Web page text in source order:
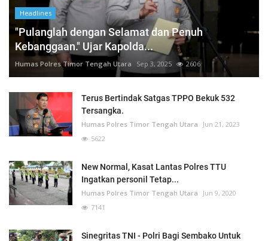
Headlines
"Pulanglah dengan Selamat dan Penuh
Kebanggaan." Ujar Kapolda...
Humas Polres Timor Tengah Utara Sep 3, 2025 2606
Terus Bertindak Satgas TPPO Bekuk 532
Tersangka.
Humas Polres Timor Tengah Utara
Jun 21, 2023
5622
New Normal, Kasat Lantas Polres TTU
Ingatkan personil Tetap...
Humas Polres Timor Tengah Utara
Jun 9, 2020
7141
Sinegritas TNI - Polri Bagi Sembako Untuk